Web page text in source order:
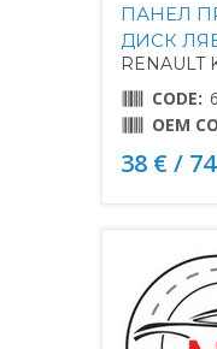
ПАНЕЛ
ДИСК
RENAULT
CODE:
OEM
38 € /